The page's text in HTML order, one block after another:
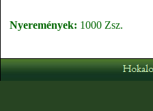
Nyeremények: 1000 Zsz.